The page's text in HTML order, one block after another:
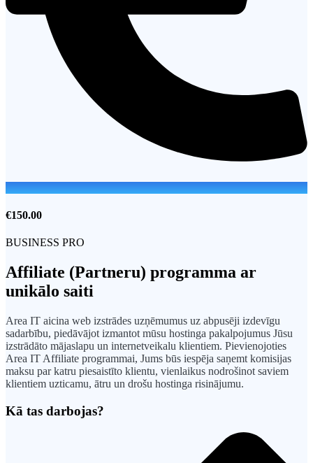
€150.00
BUSINESS PRO
Affiliate (Partneru) programma ar
unikālo saiti
Area IT aicina web izstrādes uzņēmumus uz abpusēji izdevīgu
sadarbību, piedāvājot izmantot mūsu hostinga pakalpojumus Jūsu
izstrādāto mājaslapu un internetveikalu klientiem. Pievienojoties
Area IT Affiliate programmai, Jums būs iespēja saņemt komisijas
maksu par katru piesaistīto klientu, vienlaikus nodrošinot saviem
klientiem uzticamu, ātru un drošu hostinga risinājumu.
Kā tas darbojas?